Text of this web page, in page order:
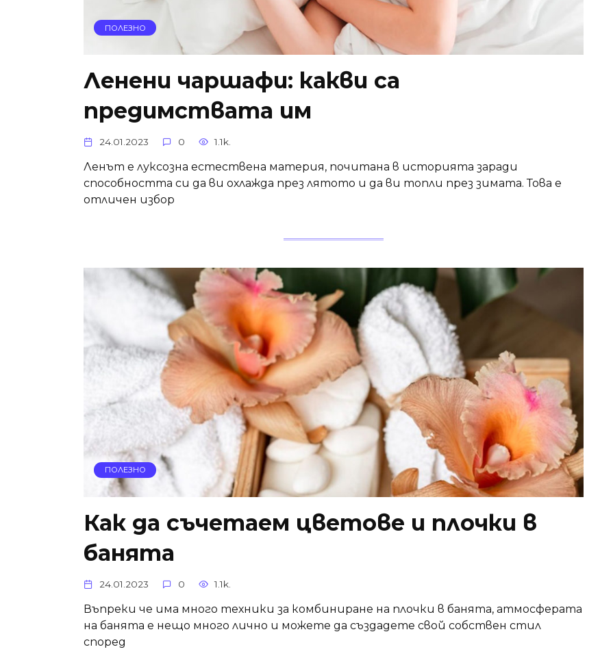
ПОЛЕЗНО
Ленени чаршафи: какви са
предимствата им
24.01.2023 0 1.1k.
Ленът е луксозна естествена материя, почитана в историята заради
способността си да ви охлажда през лятото и да ви топли през зимата. Това е
отличен избор
ПОЛЕЗНО
Как да съчетаем цветове и плочки в
банята
24.01.2023 0 1.1k.
Въпреки че има много техники за комбиниране на плочки в банята, атмосферата
на банята е нещо много лично и можете да създадете свой собствен стил
според